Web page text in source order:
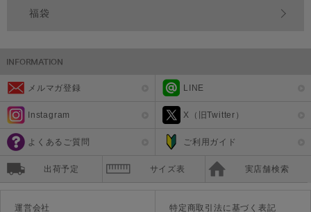
福袋
メルマガ登録 LINE
Instagram X（旧Twitter）
よくあるご質問 ご利用ガイド
出荷予定 サイズ表 実店舗検索
運営会社 特定商取引法に基づく表記